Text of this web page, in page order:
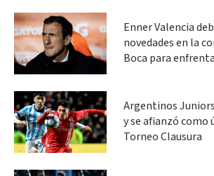
Enner Valencia
novedades en la
Boca para
Argentinos
y se afianzó como
Torneo Clausura